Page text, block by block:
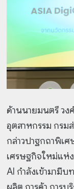
ด้านนายมนตรี ว
อุตสาหกรรม กรม
กล่าวปาฐกถาพิเ
เศรษฐกิจใหม่แห่
AI กำลังเข้ามามี